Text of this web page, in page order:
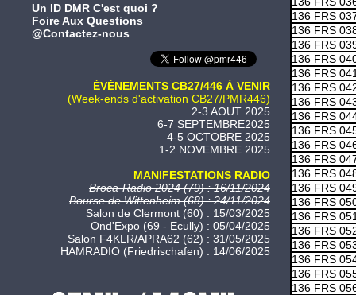
Un ID DMR C'est quoi ?
Foire Aux Questions
@Contactez-nous
ÉVÉNEMENTS CB27/446 À VENIR
(Week-ends d'activation CB27/PMR446)
2-3 AOUT 2025
6-7 SEPTEMBRE2025
4-5 OCTOBRE 2025
1-2 NOVEMBRE 2025
MANIFESTATIONS RADIO
Broca-Radio 2024 (79) : 16/11/2024
Bourse de Wittenheim (68) : 24/11/2024
Salon de Clermont (60) : 15/03/2025
Ond'Expo (69 - Ecully) : 05/04/2025
Salon F4KLR/APRA62 (62) : 31/05/2025
HAMRADIO (Friedrischafen) : 14/06/2025
136 FRS
136 FRS
136 FRS
136 FRS
136 FRS
136 FRS
136 FRS
136 FRS
136 FRS
136 FRS
136 FRS
136 FRS
136 FRS
136 FRS
136 FRS
136 FRS
136 FRS
136 FRS
136 FRS
136 FRS